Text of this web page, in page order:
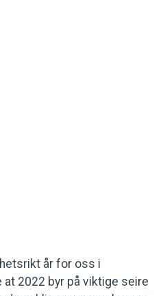
år for oss i
at 2022 byr på viktige seire